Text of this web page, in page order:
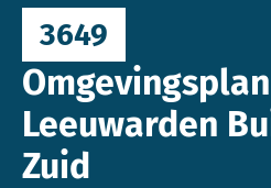
3649
Omgevingsplan
Leeuwarden
Zuid